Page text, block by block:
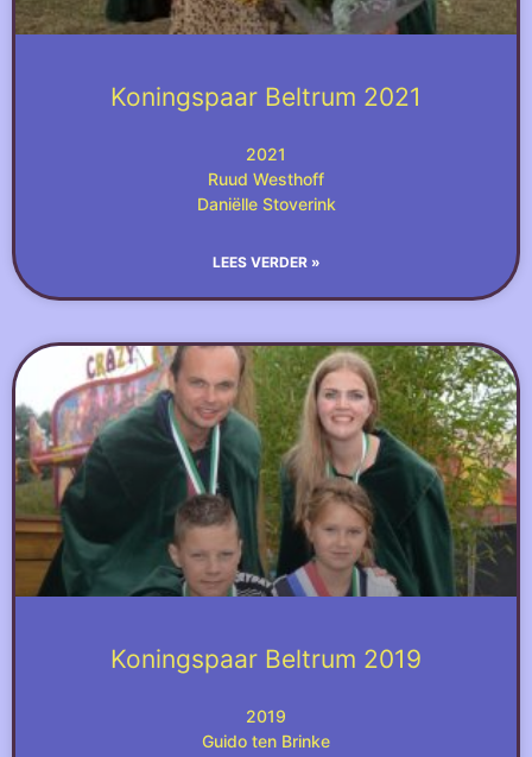
Koningspaar Beltrum 2021
2021
Ruud Westhoff
Daniëlle Stoverink
LEES VERDER »
Koningspaar Beltrum 2019
2019
Guido ten Brinke